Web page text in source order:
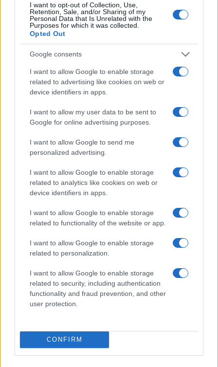
I want to opt-out of Collection, Use,
Retention, Sale, and/or Sharing of my
Personal Data that Is Unrelated with the
Purposes for which it was collected.
Opted Out
Google consents
I want to allow Google to enable storage
related to advertising like cookies on web or
device identifiers in apps.
I want to allow my user data to be sent to
Google for online advertising purposes.
I want to allow Google to send me
personalized advertising.
I want to allow Google to enable storage
related to analytics like cookies on web or
device identifiers in apps.
I want to allow Google to enable storage
related to functionality of the website or app.
I want to allow Google to enable storage
related to personalization.
I want to allow Google to enable storage
related to security, including authentication
functionality and fraud prevention, and other
user protection.
CONFIRM